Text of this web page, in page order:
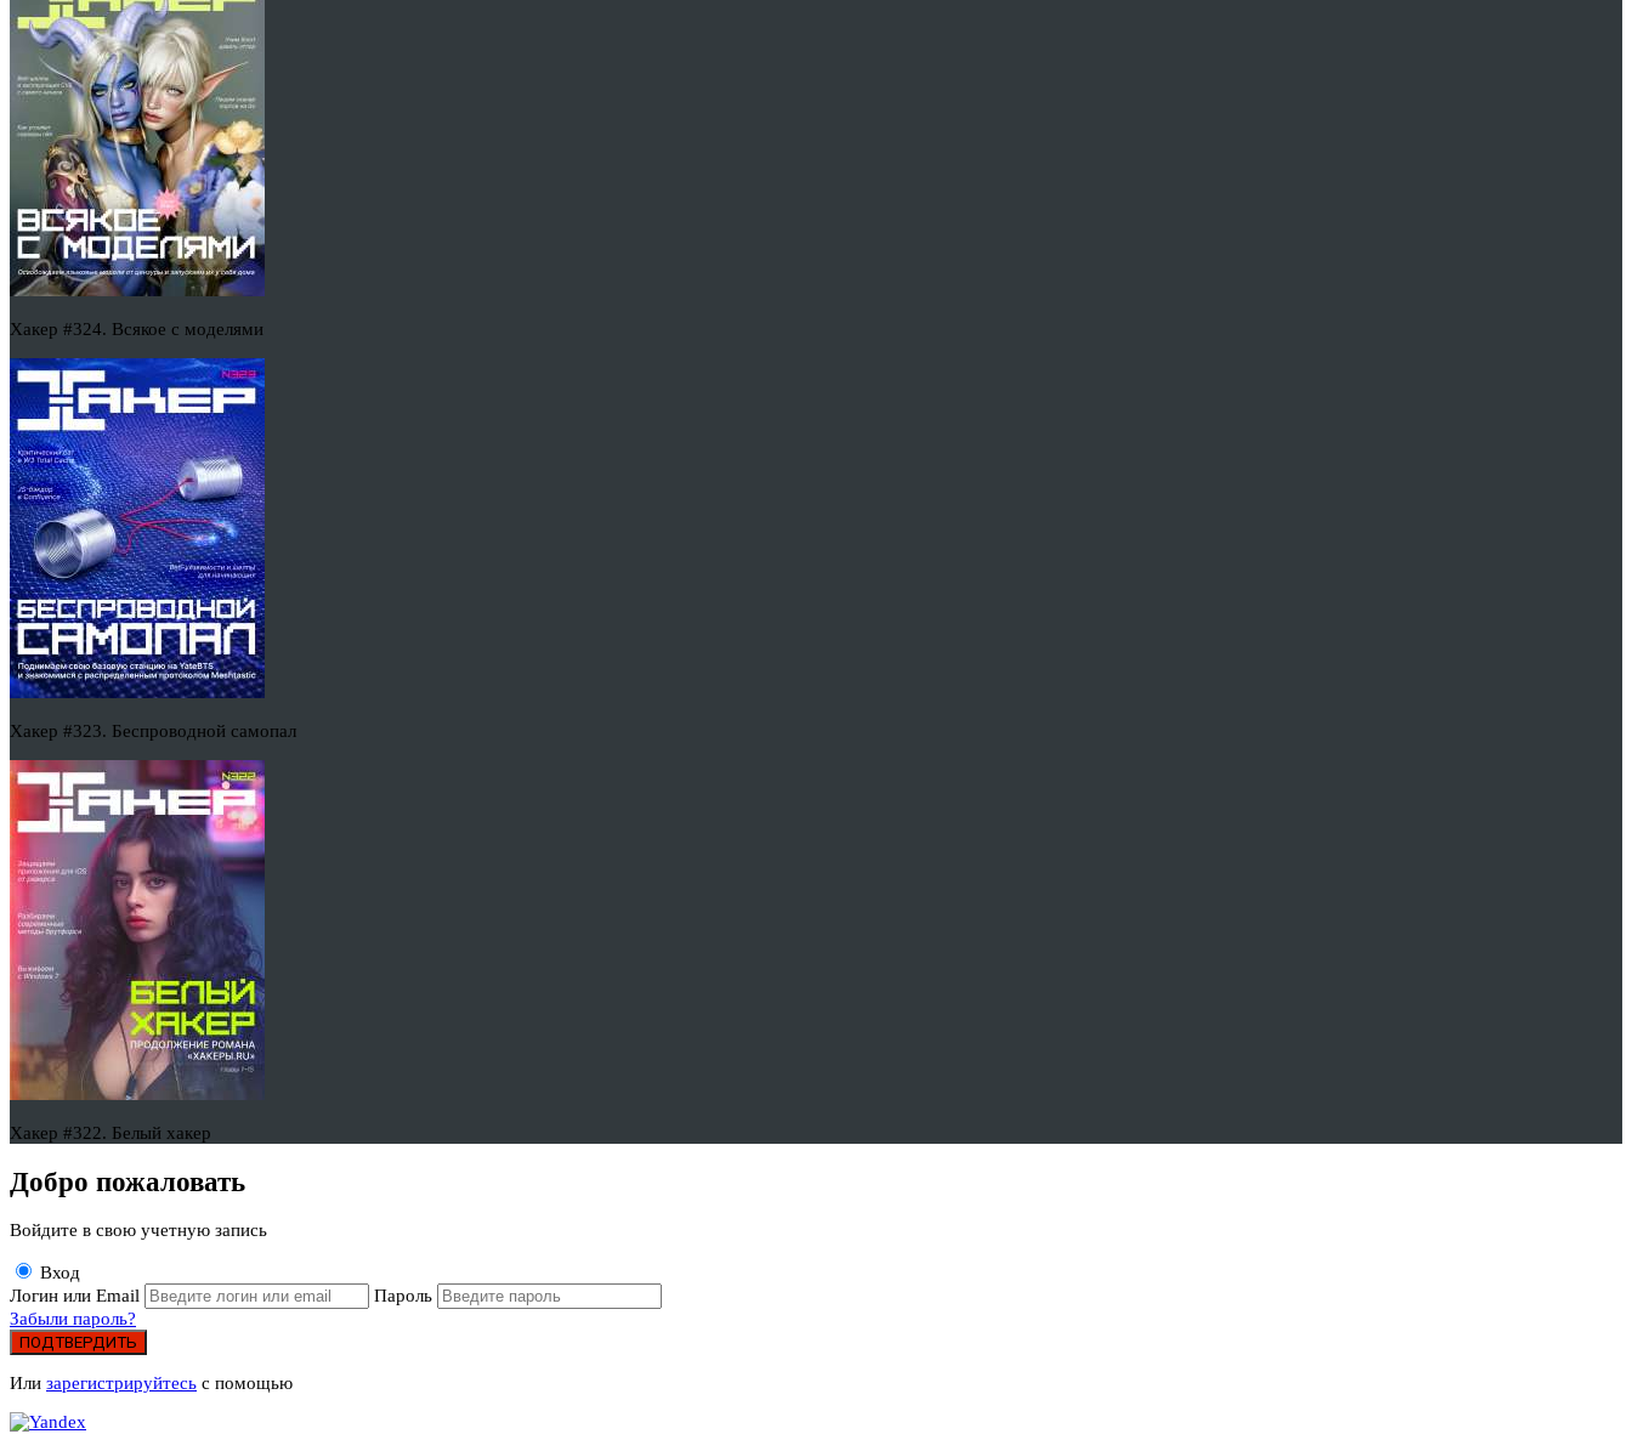
Хакер #324. Всякое с моделями
Хакер #323. Беспроводной самопал
Хакер #322. Белый хакер
Добро пожаловать
Войдите в свою учетную запись
Вход
Логин или Email
Пароль
Забыли пароль?
ПОДТВЕРДИТЬ
Или зарегистрируйтесь с помощью